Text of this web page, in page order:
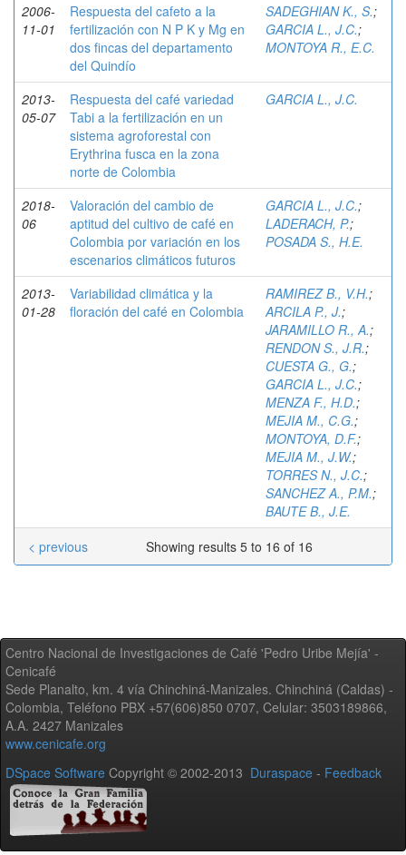
2006-
11-01
Respuesta del cafeto a la
fertilización con N P K y Mg en
dos fincas del departamento
del Quindío
SADEGHIAN K., S.;
GARCIA L., J.C.;
MONTOYA R., E.C.
2013-
05-07
Respuesta del café variedad
Tabi a la fertilización en un
sistema agroforestal con
Erythrina fusca en la zona
norte de Colombia
GARCIA L., J.C.
2018-
06
Valoración del cambio de
aptitud del cultivo de café en
Colombia por variación en los
escenarios climáticos futuros
GARCIA L., J.C.;
LADERACH, P.;
POSADA S., H.E.
2013-
01-28
Variabilidad climática y la
floración del café en Colombia
RAMIREZ B., V.H.;
ARCILA P., J.;
JARAMILLO R., A.;
RENDON S., J.R.;
CUESTA G., G.;
GARCIA L., J.C.;
MENZA F., H.D.;
MEJIA M., C.G.;
MONTOYA, D.F.;
MEJIA M., J.W.;
TORRES N., J.C.;
SANCHEZ A., P.M.;
BAUTE B., J.E.
Showing results 5 to 16 of 16
< previous
Centro Nacional de Investigaciones de Café 'Pedro Uribe Mejía' -
Cenicafé
Sede Planalto, km. 4 vía Chinchiná-Manizales. Chinchiná (Caldas) -
Colombia, Teléfono PBX +57(606)850 0707, Celular: 3503189866,
A.A. 2427 Manizales
www.cenicafe.org
DSpace Software Copyright © 2002-2013 Duraspace - Feedback